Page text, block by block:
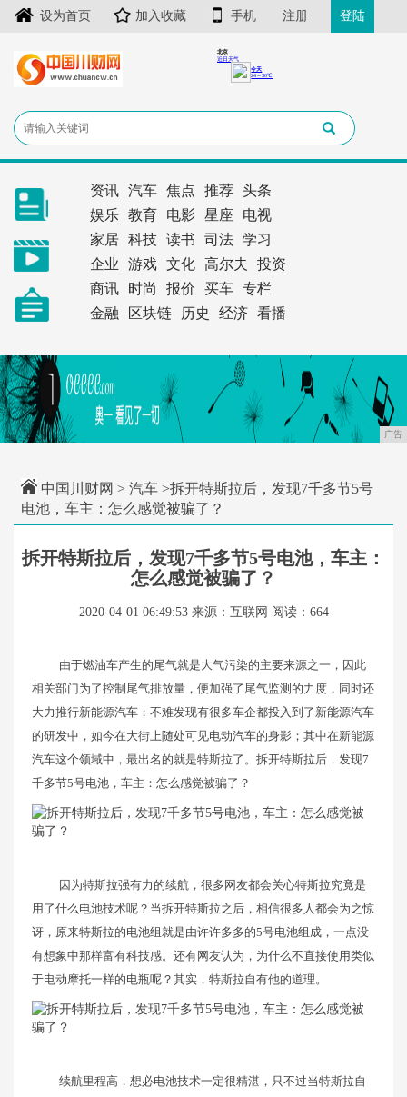
设为首页 加入收藏 手机 注册 登陆
资讯 汽车 焦点 推荐
头条
娱乐
教育 电影 星座
电视
家居
科技 读书 司法
学习
企业
游戏 文化 高尔夫
投资
商讯
时尚 报价 买车
专栏
金融
区块链 历史 经济 看播
广告
中国川财网 > 汽车 >拆开特斯拉后，发现7千多节5号
电池，车主：怎么感觉被骗了？
拆开特斯拉后，发现7千多节5号电池，车主：
怎么感觉被骗了？
2020-04-01 06:49:53 来源：互联网 阅读：664
由于燃油车产生的尾气就是大气污染的主要来源之一，因此
相关部门为了控制尾气排放量，便加强了尾气监测的力度，同时还
大力推行新能源汽车；不难发现有很多车企都投入到了新能源汽车
的研发中，如今在大街上随处可见电动汽车的身影；其中在新能源
汽车这个领域中，最出名的就是特斯拉了。拆开特斯拉后，发现7
千多节5号电池，车主：怎么感觉被骗了？
因为特斯拉强有力的续航，很多网友都会关心特斯拉究竟是
用了什么电池技术呢？当拆开特斯拉之后，相信很多人都会为之惊
讶，原来特斯拉的电池组就是由许许多多的5号电池组成，一点没
有想象中那样富有科技感。还有网友认为，为什么不直接使用类似
于电动摩托一样的电瓶呢？其实，特斯拉自有他的道理。
续航里程高，想必电池技术一定很精湛，只不过当特斯拉自